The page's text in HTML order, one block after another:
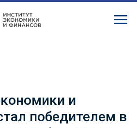
и
победителем в